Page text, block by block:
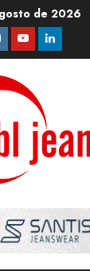
de 2026
YoutubeLinkedin